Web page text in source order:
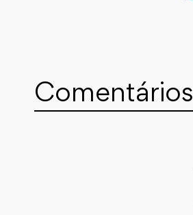
Comentários